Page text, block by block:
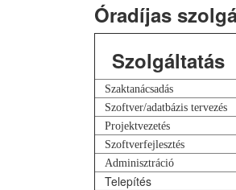
Óradíjas
Szolgáltatás
Szaktanácsadás
Szoftver/adatbázis tervezés
Projektvezetés
Szoftverfejlesztés
Adminisztráció
Telepítés